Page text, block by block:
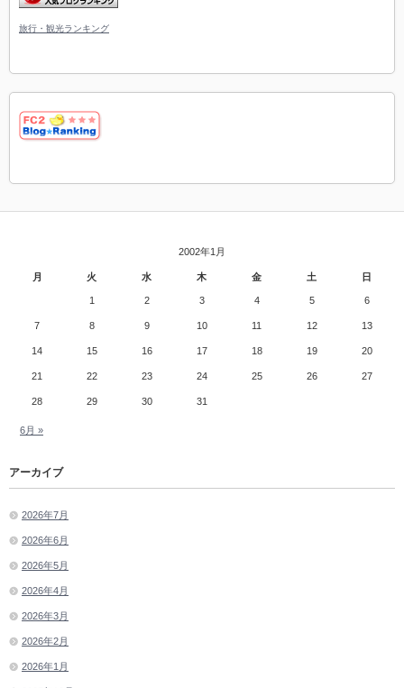
旅行・観光ランキング
2002年1月
月 火 水 木 金 土 日
1 2 3 4 5 6
7 8 9 10 11 12 13
14 15 16 17 18 19 20
21 22 23 24 25 26 27
28 29 30 31
6月 »
アーカイブ
2026年7月
2026年6月
2026年5月
2026年4月
2026年3月
2026年2月
2026年1月